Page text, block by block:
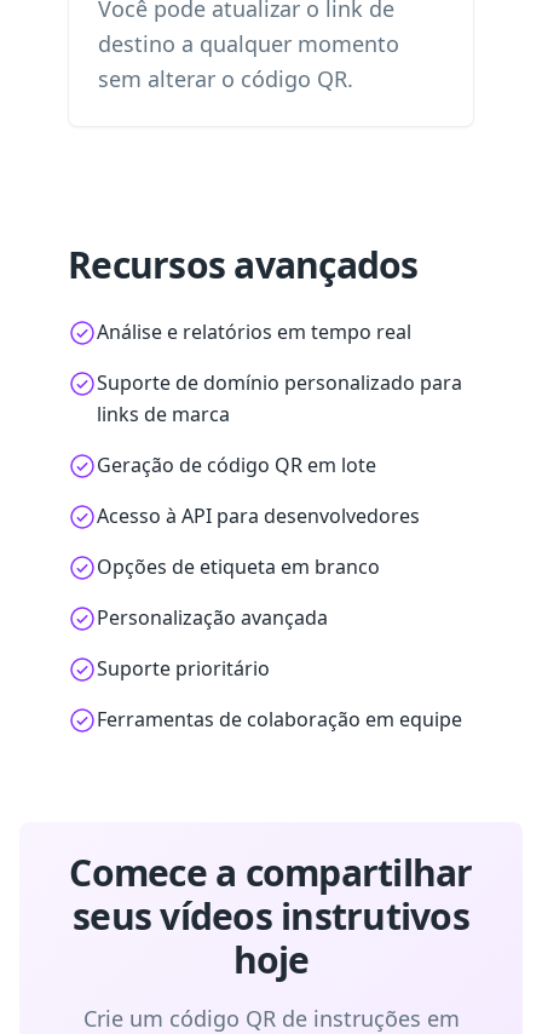
Você pode atualizar o link de
destino a qualquer momento
sem alterar o código QR.
Recursos avançados
Análise e relatórios em tempo real
Suporte de domínio personalizado para
links de marca
Geração de código QR em lote
Acesso à API para desenvolvedores
Opções de etiqueta em branco
Personalização avançada
Suporte prioritário
Ferramentas de colaboração em equipe
Comece a compartilhar
seus vídeos instrutivos
hoje
Crie um código QR de instruções em